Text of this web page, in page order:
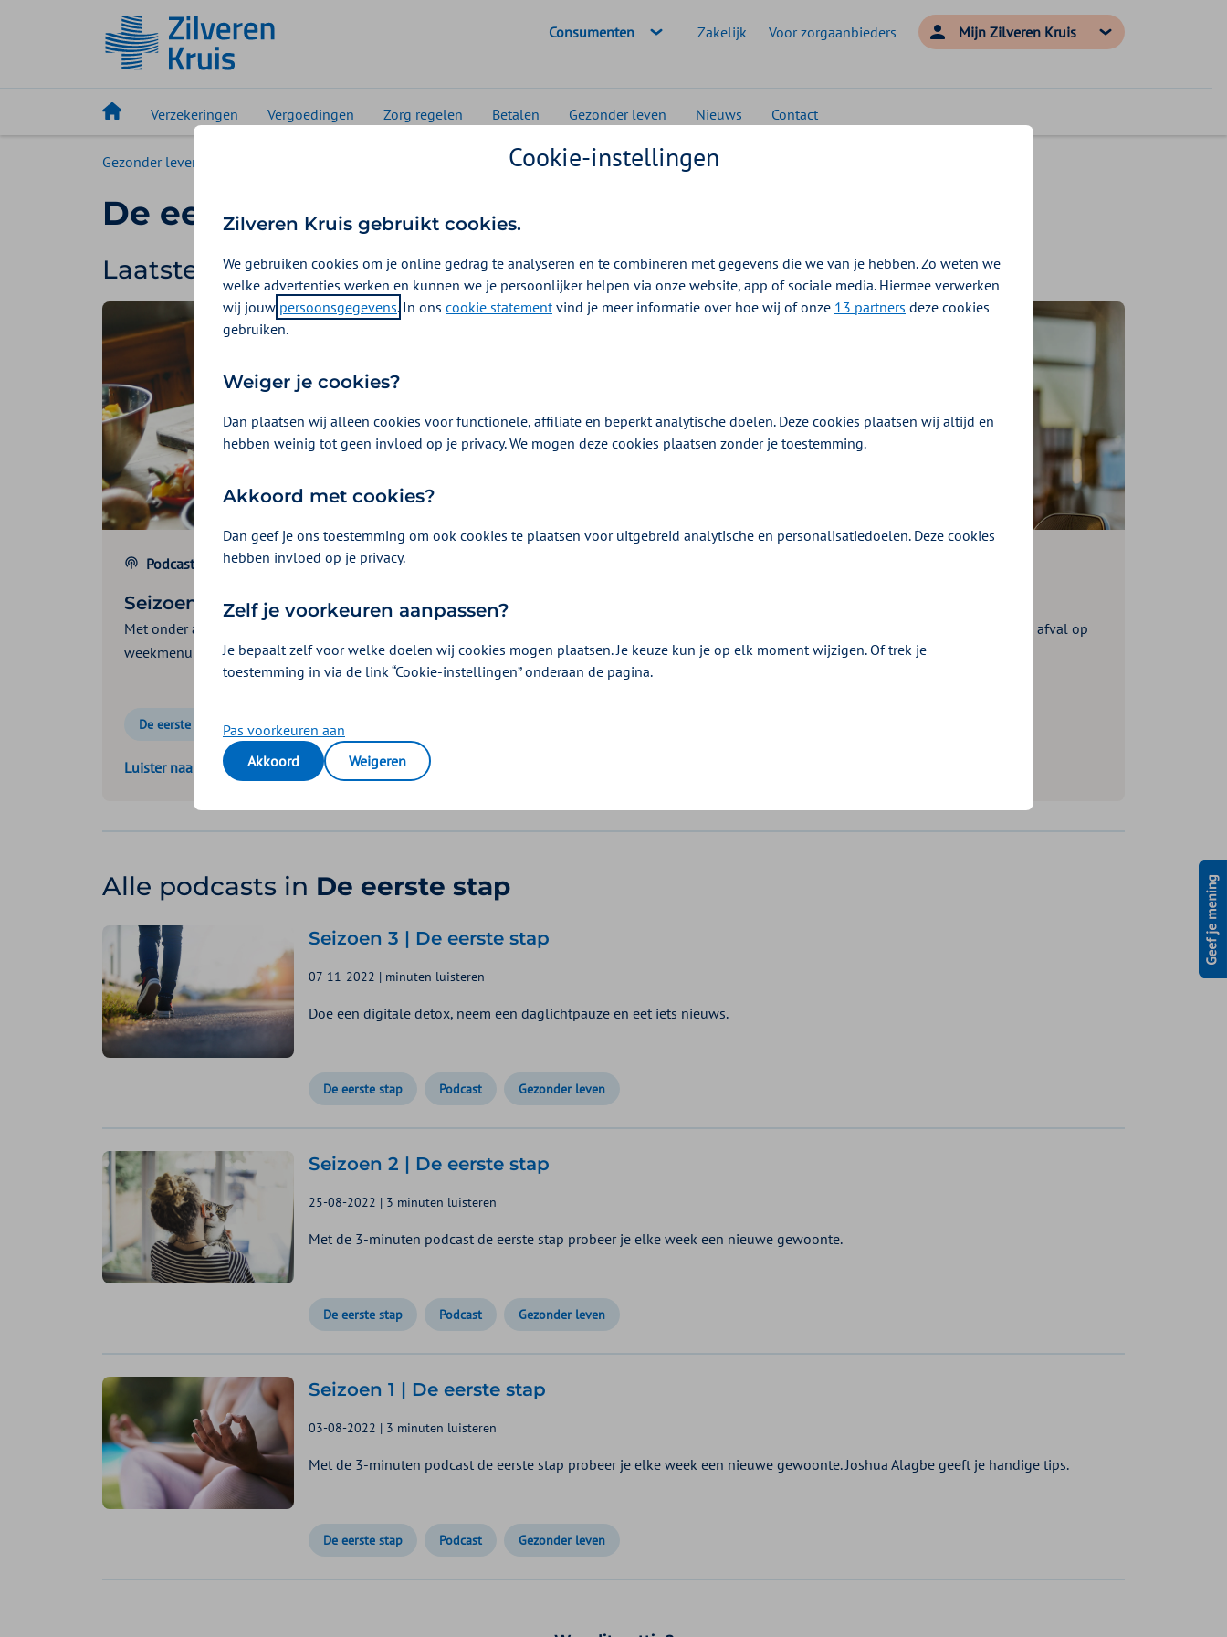
Geselecteerde doelgroep:
Consumenten Zakelijk Voor zorgaanbieders Mijn Zilveren Kruis
Verzekeringen Vergoedingen Zorg regelen Betalen Gezonder leven Nieuws Contact
Gezonder leven De eerste stap
De eerste stap
Laatste podcasts
Podcast | 3 minuten luisteren
Seizoen 5 | De eerste stap
Met onder andere: Maak je eigen dorstlesser, lunch met soep, maak een
weekmenu en gooi minder eten weg.
De eerste stap Podcast
Luister naar deze podcast
Met onder andere: Doe een braindump, ruim je inbox op, raap afval op
in je buurt
Alle podcasts in De eerste stap
Seizoen 3 | De eerste stap
07-11-2022 | minuten luisteren
Doe een digitale detox, neem een daglichtpauze en eet iets nieuws.
De eerste stap Podcast Gezonder leven
Seizoen 2 | De eerste stap
25-08-2022 | 3 minuten luisteren
Met de 3-minuten podcast de eerste stap probeer je elke week een nieuwe gewoonte.
De eerste stap Podcast Gezonder leven
Seizoen 1 | De eerste stap
03-08-2022 | 3 minuten luisteren
Met de 3-minuten podcast de eerste stap probeer je elke week een nieuwe gewoonte. Joshua Alagbe geeft je handige tips.
De eerste stap Podcast Gezonder leven
Cookie-instellingen
Zilveren Kruis gebruikt cookies.
We gebruiken cookies om je online gedrag te analyseren en te combineren met gegevens die we van je hebben. Zo weten we
welke advertenties werken en kunnen we je persoonlijker helpen via onze website, app of sociale media. Hiermee verwerken
wij jouw persoonsgegevens. In ons cookie statementvind je meer informatie over hoe wij of onze 13 partners deze cookies
gebruiken.
Weiger je cookies?
Dan plaatsen wij alleen cookies voor functionele, affiliate en beperkt analytische doelen. Deze cookies plaatsen wij altijd en
hebben weinig tot geen invloed op je privacy. We mogen deze cookies plaatsen zonder je toestemming.
Akkoord met cookies?
Dan geef je ons toestemming om ook cookies te plaatsen voor uitgebreid analytische en personalisatiedoelen. Deze cookies
hebben invloed op je privacy.
Zelf je voorkeuren aanpassen?
Je bepaalt zelf voor welke doelen wij cookies mogen plaatsen. Je keuze kun je op elk moment wijzigen. Of trek je
toestemming in via de link “Cookie-instellingen” onderaan de pagina.
Pas voorkeuren aan
Akkoord
Weigeren